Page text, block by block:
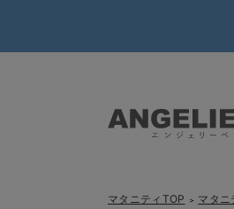
マタニティTOP ＞ マタニ